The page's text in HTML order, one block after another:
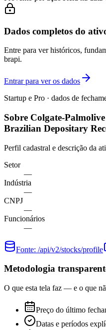
Dados completos do
Entre para ver históricos,
brapi.
Entrar para ver os dados
Startup e Pro · dados de
Sobre Colgate-
Brazilian Depositary
Perfil cadastral e descrição da
Setor
—
Indústria
—
CNPJ
—
Funcionários
—
Fonte: /api/v2/stocks/profile
Metodologia
O que esta tela faz — e o que
Preço do último
Datas e períodos